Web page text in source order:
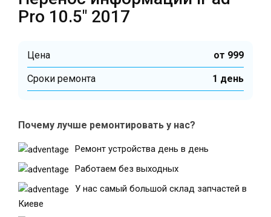
Pro 10.5″ 2017
Цена от 999
Cроки ремонта 1 день
Почему лучше ремонтировать у нас?
Ремонт устройства день в день
Работаем без выходных
У нас самый большой склад запчастей в
Киеве